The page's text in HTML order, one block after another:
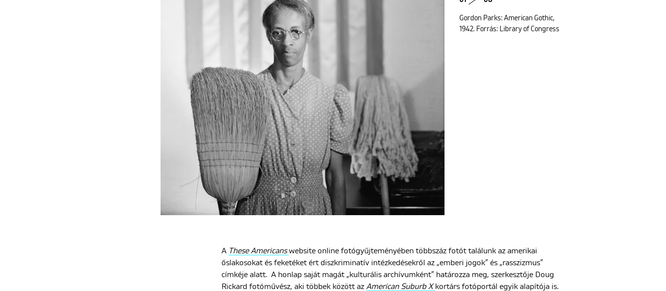
Gordon Parks: American Gothic,
1942. Forrás: Library of Congress
A These Americans website online fotógyűjteményében többszáz fotót találunk az amerikai
őslakosokat és feketéket ért diszkriminatív intézkedésekről az „emberi jogok” és „rasszizmus”
címkéje alatt. A honlap saját magát „kulturális archívumként” határozza meg, szerkesztője Doug
Rickard fotóművész, aki többek között az American Suburb X kortárs fotóportál egyik alapítója is.